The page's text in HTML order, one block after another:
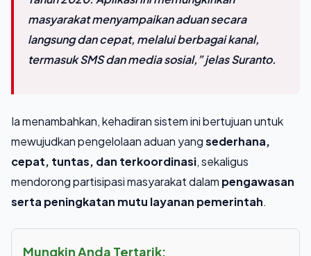
masyarakat menyampaikan aduan secara
langsung dan cepat, melalui berbagai kanal,
termasuk SMS dan media sosial,” jelas Suranto.
Ia menambahkan, kehadiran sistem ini bertujuan untuk
mewujudkan pengelolaan aduan yangsederhana,
cepat, tuntas, dan terkoordinasi, sekaligus
mendorong partisipasi masyarakat dalam pengawasan
serta peningkatan mutu layanan pemerintah.
Mungkin Anda Tertarik: